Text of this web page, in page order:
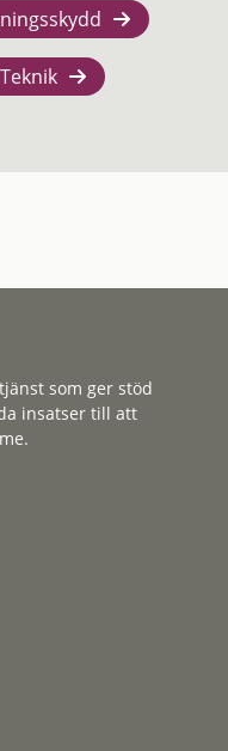
Teknik
som ger stöd
insatser till att